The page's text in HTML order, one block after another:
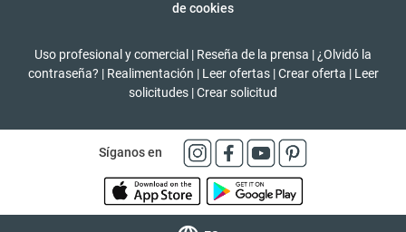
de cookies
Uso profesional y comercial | Reseña de la prensa | ¿Olvidó la
contraseña? | Realimentación | Leer ofertas | Crear oferta | Leer
solicitudes |Crear solicitud
Síganos en